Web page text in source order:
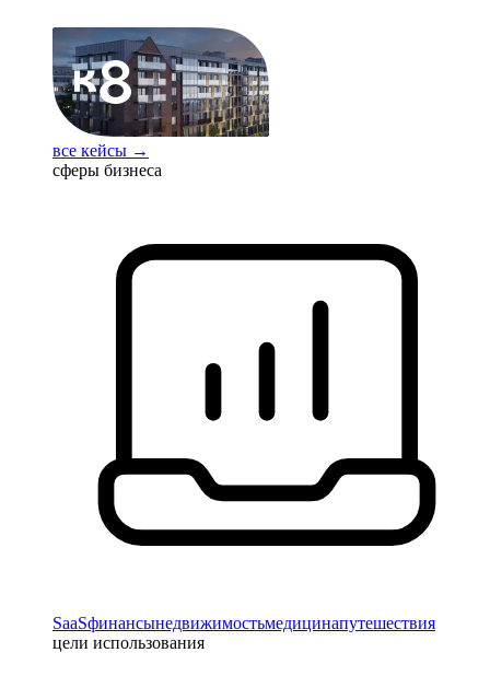
все кейсы →
сферы бизнеса
SaaSфинансынедвижимостьмедицинапутешествия
цели использования